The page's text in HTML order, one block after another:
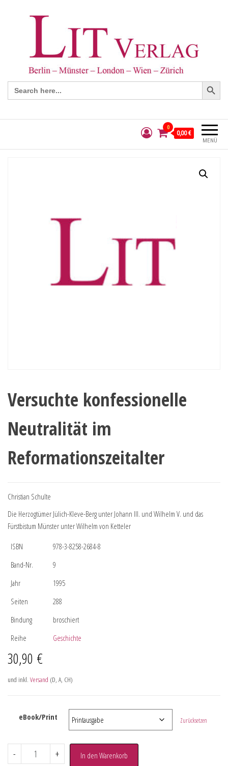
Search
for:
Search Button
MENÜ
0
0,00 €
Versuchte konfessionelle
Neutralität im
Reformationszeitalter
Christian Schulte
Die Herzogtümer Jülich-Kleve-Berg unter Johann III. und Wilhelm V. und das
Fürstbistum Münster unter Wilhelm von Ketteler
ISBN
978-3-8258-2684-8
Band-Nr.
9
Jahr
1995
Seiten
288
Bindung
broschiert
Reihe
Geschichte
30,90 €
und inkl. Versand (D, A, CH)
eBook/Print Zurücksetzen
- + In den Warenkorb